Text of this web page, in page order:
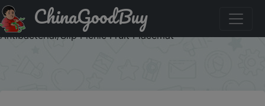
Купить по распродаже : 24x300CM Disposable Cutting
Board Mat Cuttable Japanese Food Chopping Board Paper
Antibacterial/Slip Picnic Fruit Placemat
ChinaGoodBuy